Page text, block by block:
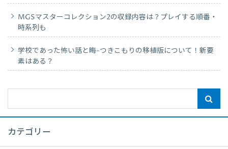
MGSマスターコレクション2の収録内容は？プレイする順番・
時系列も
学校であった怖い話と晦-つきこもりの移植版について！新要
素はある？
カテゴリー